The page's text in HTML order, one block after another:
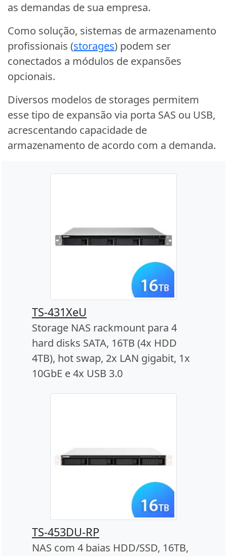
as demandas de sua empresa.
Como solução, sistemas de armazenamento
profissionais (storages) podem ser
conectados a módulos de expansões
opcionais.
Diversos modelos de storages permitem
esse tipo de expansão via porta SAS ou USB,
acrescentando capacidade de
armazenamento de acordo com a demanda.
TS-431XeU
Storage NAS rackmount para 4
hard disks SATA, 16TB (4x HDD
4TB), hot swap, 2x LAN gigabit, 1x
10GbE e 4x USB 3.0
TS-453DU-RP
NAS com 4 baias HDD/SSD, 16TB,